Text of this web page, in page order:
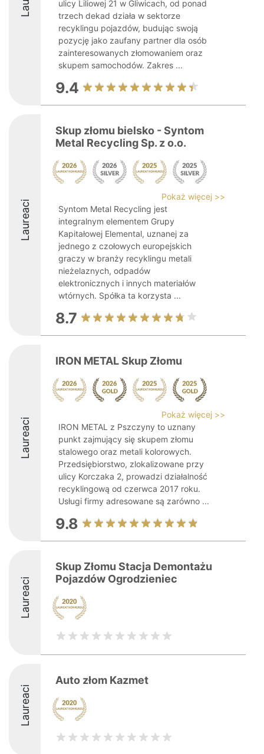
ulicy Liliowej 21 w Gliwicach, od ponad
trzech dekad działa w sektorze
recyklingu pojazdów, budując swoją
pozycję jako zaufany partner dla osób
zainteresowanych złomowaniem oraz
skupem samochodów. Zakres ...
9.4
Laureaci
Skup złomu bielsko - Syntom
Metal Recycling Sp. z o.o.
Pokaż więcej >>
Syntom Metal Recycling jest
integralnym elementem Grupy
Kapitałowej Elemental, uznanej za
jednego z czołowych europejskich
graczy w branży recyklingu metali
nieżelaznych, odpadów
elektronicznych i innych materiałów
wtórnych. Spółka ta korzysta ...
8.7
Laureaci
IRON METAL Skup Złomu
Pokaż więcej >>
IRON METAL z Pszczyny to uznany
punkt zajmujący się skupem złomu
stalowego oraz metali kolorowych.
Przedsiębiorstwo, zlokalizowane przy
ulicy Korczaka 2, prowadzi działalność
recyklingową od czerwca 2017 roku.
Usługi firmy adresowane są zarówno ...
9.8
Laureaci
Skup Złomu Stacja Demontażu
Pojazdów Ogrodzieniec
Laureaci
Auto złom Kazmet